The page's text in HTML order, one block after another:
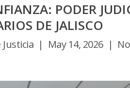
PODER
DE JALISCO
| May 14, 2026 |